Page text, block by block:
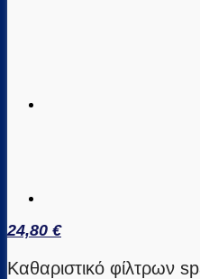
24,80 €
Καθαριστικό φίλτρων